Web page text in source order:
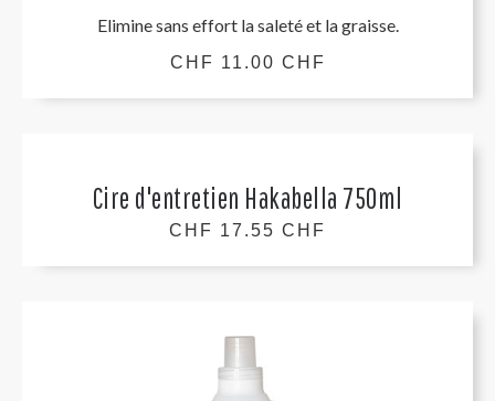
Elimine sans effort la saleté et la graisse.
CHF 11.00 CHF
Cire d'entretien Hakabella 750ml
CHF 17.55 CHF